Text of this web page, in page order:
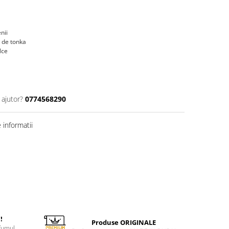
tonka
0774568290
informatii
Produse ORIGINALE